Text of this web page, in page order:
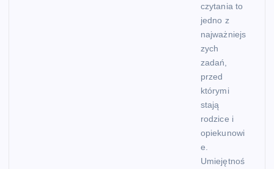
czytania to
jedno z
najważniejs
zych
zadań,
przed
którymi
stają
rodzice i
opiekunowi
e.
Umiejętnoś